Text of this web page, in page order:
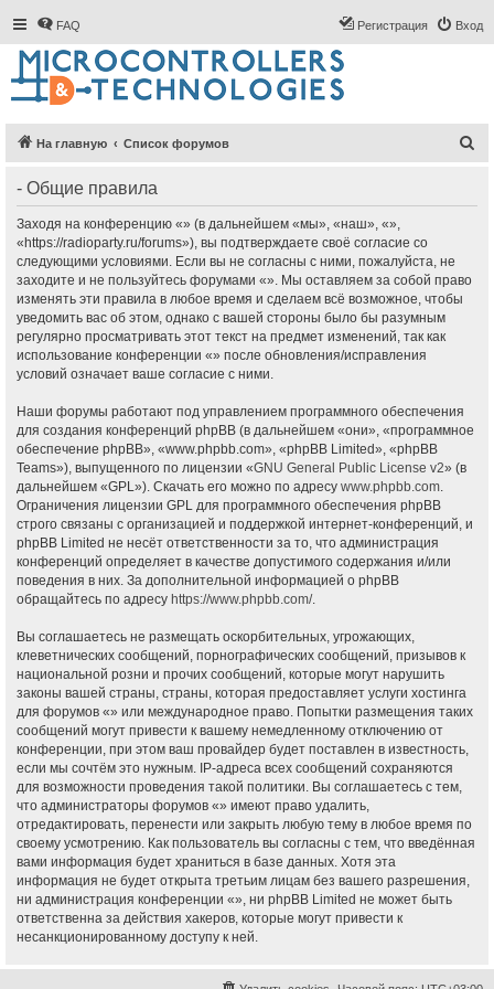
FAQ Вход
Регистрация
На главную Список форумов
- Общие правила
Заходя на конференцию «» (в дальнейшем «мы», «наш», «»,
«https://radioparty.ru/forums»), вы подтверждаете своё согласие со
следующими условиями. Если вы не согласны с ними, пожалуйста, не
заходите и не пользуйтесь форумами «». Мы оставляем за собой право
изменять эти правила в любое время и сделаем всё возможное, чтобы
уведомить вас об этом, однако с вашей стороны было бы разумным
регулярно просматривать этот текст на предмет изменений, так как
использование конференции «» после обновления/исправления
условий означает ваше согласие с ними.
Наши форумы работают под управлением программного обеспечения
для создания конференций phpBB (в дальнейшем «они», «программное
обеспечение phpBB», «www.phpbb.com», «phpBB Limited», «phpBB
Teams»), выпущенного по лицензии «GNU General Public License v2» (в
дальнейшем «GPL»). Скачать его можно по адресу www.phpbb.com.
Ограничения лицензии GPL для программного обеспечения phpBB
строго связаны с организацией и поддержкой интернет-конференций, и
phpBB Limited не несёт ответственности за то, что администрация
конференций определяет в качестве допустимого содержания и/или
поведения в них. За дополнительной информацией о phpBB
обращайтесь по адресу https://www.phpbb.com/.
Вы соглашаетесь не размещать оскорбительных, угрожающих,
клеветнических сообщений, порнографических сообщений, призывов к
национальной розни и прочих сообщений, которые могут нарушить
законы вашей страны, страны, которая предоставляет услуги хостинга
для форумов «» или международное право. Попытки размещения таких
сообщений могут привести к вашему немедленному отключению от
конференции, при этом ваш провайдер будет поставлен в известность,
если мы сочтём это нужным. IP-адреса всех сообщений сохраняются
для возможности проведения такой политики. Вы соглашаетесь с тем,
что администраторы форумов «» имеют право удалить,
отредактировать, перенести или закрыть любую тему в любое время по
своему усмотрению. Как пользователь вы согласны с тем, что введённая
вами информация будет храниться в базе данных. Хотя эта
информация не будет открыта третьим лицам без вашего разрешения,
ни администрация конференции «», ни phpBB Limited не может быть
ответственна за действия хакеров, которые могут привести к
несанкционированному доступу к ней.